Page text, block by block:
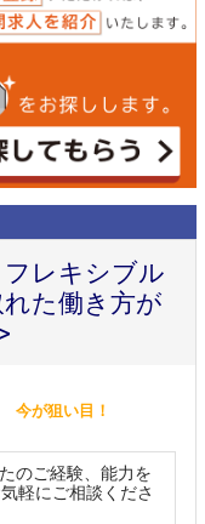
レキシブル
た働き方が
今が狙い目！
のご経験、能力を
軽にご相談くださ